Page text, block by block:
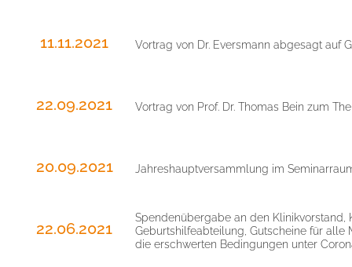
11.11.2021 Vortrag von Dr. Eversmann abgesagt auf
22.09.2021 Vortrag von Prof. Dr. Thomas Bein zum
20.09.2021 Jahreshauptversammlung im
22.06.2021
Spendenübergabe an den
Geburtshilfeabteilung, Gutscheine für
die erschwerten Bedingungen unter